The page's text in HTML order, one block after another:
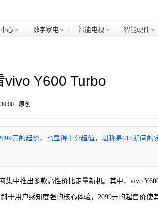
心 数字家电 智能电视 智能硬件
Y600 Turbo
原创
元的起价，也显得十分超值，堪称是618期间的
集中推出多款高性价比走量新机。其中，vivo
于用户感知度强的核心体验，2099元的起售价使